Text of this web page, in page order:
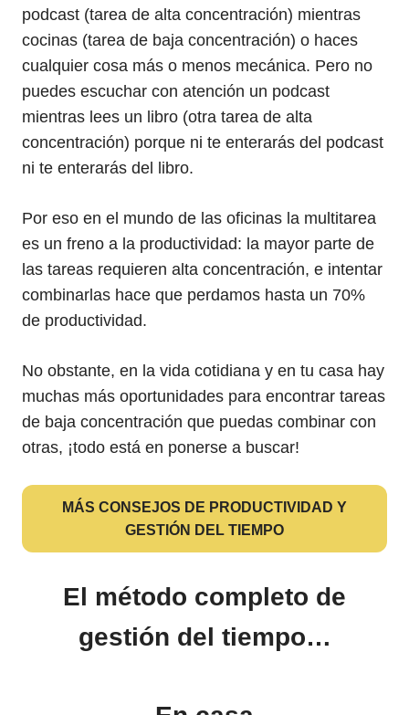
podcast (tarea de alta concentración) mientras
cocinas (tarea de baja concentración) o haces
cualquier cosa más o menos mecánica. Pero no
puedes escuchar con atención un podcast
mientras lees un libro (otra tarea de alta
concentración) porque ni te enterarás del podcast
ni te enterarás del libro.
Por eso en el mundo de las oficinas la multitarea
es un freno a la productividad: la mayor parte de
las tareas requieren alta concentración, e intentar
combinarlas hace que perdamos hasta un 70%
de productividad.
No obstante, en la vida cotidiana y en tu casa hay
muchas más oportunidades para encontrar tareas
de baja concentración que puedas combinar con
otras, ¡todo está en ponerse a buscar!
MÁS CONSEJOS DE PRODUCTIVIDAD Y
GESTIÓN DEL TIEMPO
El método completo de
gestión del tiempo…